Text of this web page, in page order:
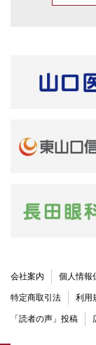
会社案内 個人情報
特定商取引法 利用
「読者の声」投稿